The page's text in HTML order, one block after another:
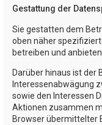
Gestattung der
Sie gestatten dem
oben näher
betreiben und
Darüber hinaus ist der
Interessenabwägung
sowie den Interessen
Aktionen zusammen
Browser übermittelter